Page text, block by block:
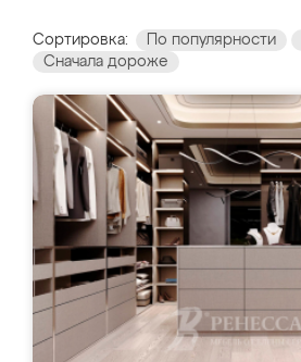
Сортировка: По популярности
Сначала дороже